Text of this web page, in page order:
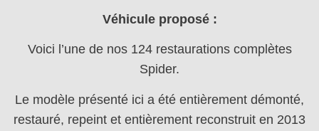
Véhicule proposé :
Voici l’une de nos 124 restaurations complètes
Spider.
Le modèle présenté ici a été entièrement démonté,
restauré, repeint et entièrement reconstruit en 2013